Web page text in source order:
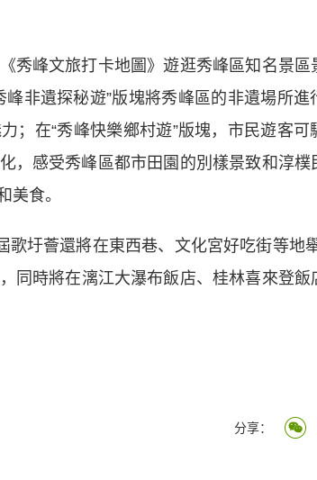
峰文旅打卡地圖》遊逛秀峰區知名景區
非遺探秘遊”版塊將秀峰區的非遺場所進
；在“秀峰快樂鄉村遊”版塊，市民遊客可
，感受秀峰區都市田園的別樣景致和淳樸
美食。
圩薈還將在東西巷、文化宮好吃街等地
同時將在漓江大瀑布飯店、桂林喜來登飯
分享：